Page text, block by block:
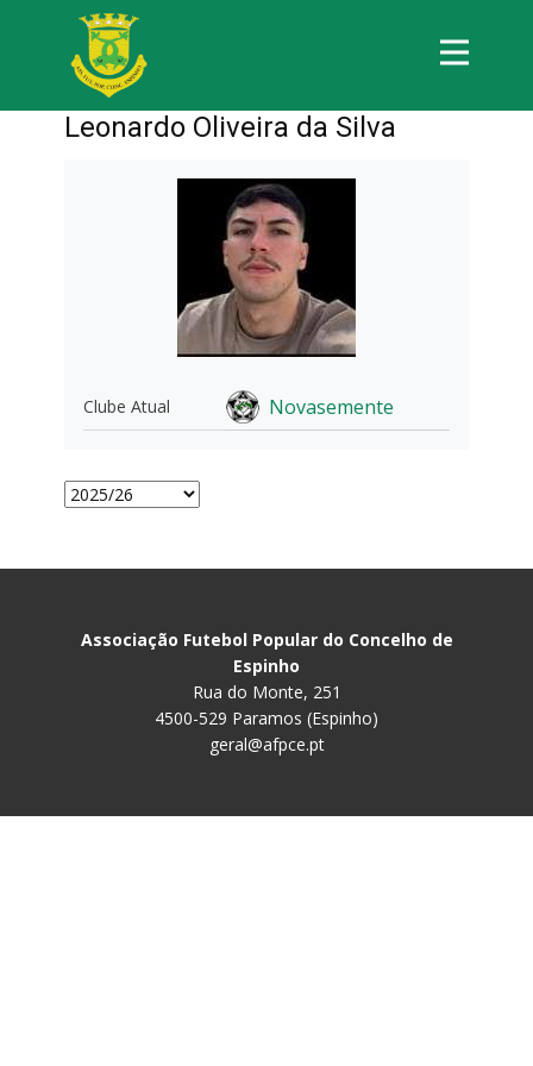
Leonardo Oliveira da Silva
Clube Atual Novasemente
Associação Futebol Popular do Concelho de
Espinho
Rua do Monte, 251
4500-529 Paramos (Espinho)
geral@afpce.pt